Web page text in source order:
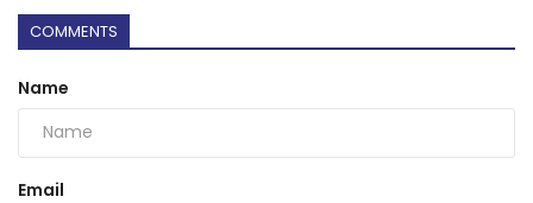
COMMENTS
Name
Email